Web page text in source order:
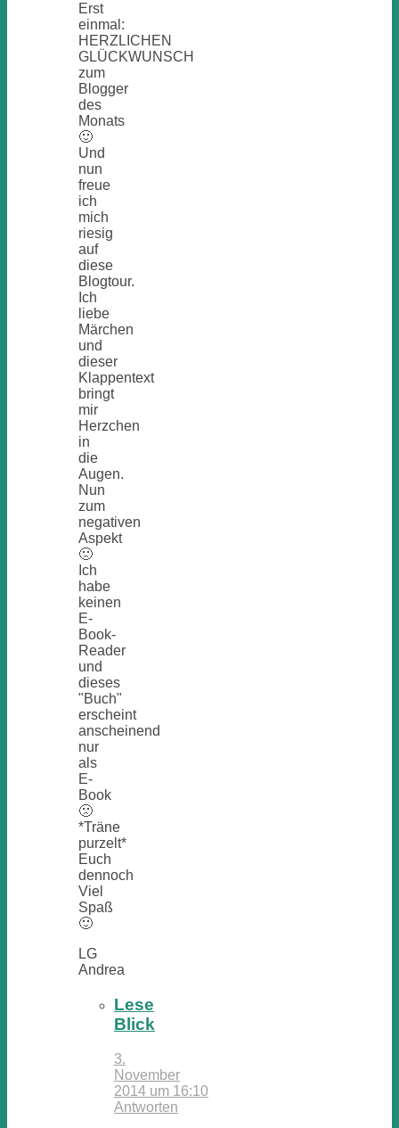
Erst
einmal:
HERZLICHEN
GLÜCKWUNSCH
zum
Blogger
des
Monats
🙂
Und
nun
freue
ich
mich
riesig
auf
diese
Blogtour.
Ich
liebe
Märchen
und
dieser
Klappentext
bringt
mir
Herzchen
in
die
Augen.
Nun
zum
negativen
Aspekt
🙁
Ich
habe
keinen
E-
Book-
Reader
und
dieses
"Buch"
erscheint
anscheinend
nur
als
E-
Book
🙁
*Träne
purzelt*
Euch
dennoch
Viel
Spaß
🙂
LG
Andrea
Lese
Blick
3.
November
2014 um 16:10
Antworten